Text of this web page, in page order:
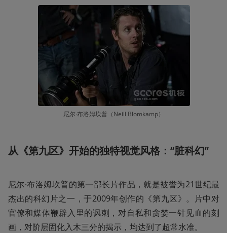
尼尔·布洛姆坎普（Neill Blomkamp）
从《第九区》开始的独特视觉风格：“脏科幻”
尼尔·布洛姆坎普的第一部长片作品，就是被誉为21世纪最
杰出的科幻片之一，于2009年创作的《第九区》。片中对
官僚和媒体鞭辟入里的讽刺，对自私和贪婪一针见血的刻
画，对阶层固化入木三分的揭示，均达到了超常水准。